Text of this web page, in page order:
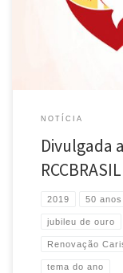
nossos corações pelo
NOTÍCIA
Divulgada
2019 50 anos
jubileu de ouro
Renovação
tema do ano